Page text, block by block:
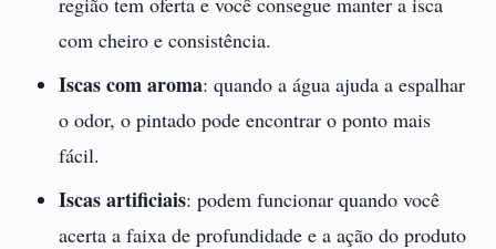
com cheiro e consistência.
Iscas com aroma: quando a água ajuda a espalhar
o odor, o pintado pode encontrar o ponto mais
fácil.
Iscas artificiais: podem funcionar quando você
acerta a faixa de profundidade e a ação do produto